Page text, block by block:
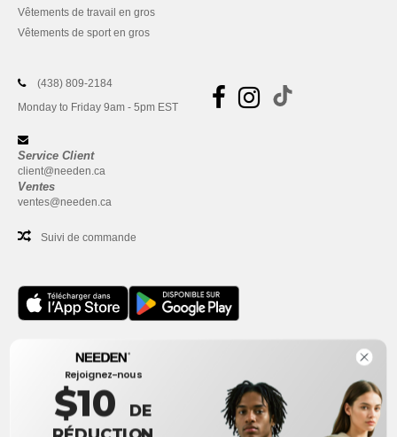
Vêtements de travail en gros
Vêtements de sport en gros
(438) 809-2184
Monday to Friday 9am - 5pm EST
Service Client
client@needen.ca
Ventes
ventes@needen.ca
Suivi de commande
Bureau
One Dundas Street West Suite 2500
Toronto, Ontario, M5G 1Z3
Ceci n'est PAS l'adresse de retour. Pour les retours, voir ici
Rejoignez-nous
$10 DE